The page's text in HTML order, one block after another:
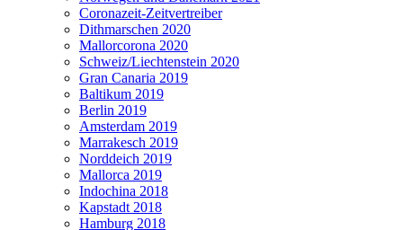
Coronazeit-Zeitvertreiber
Dithmarschen 2020
Mallorcorona 2020
Schweiz/Liechtenstein 2020
Gran Canaria 2019
Baltikum 2019
Berlin 2019
Amsterdam 2019
Marrakesch 2019
Norddeich 2019
Mallorca 2019
Indochina 2018
Kapstadt 2018
Hamburg 2018